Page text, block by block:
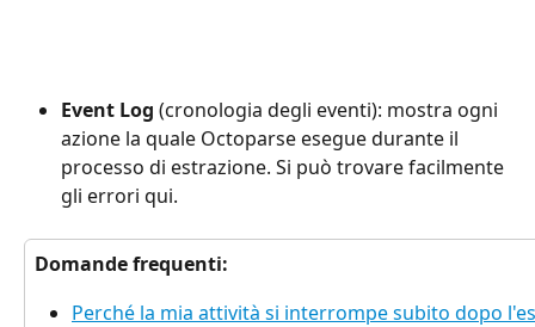
Event Log (cronologia degli eventi): mostra ogni
azione la quale Octoparse esegue durante il
processo di estrazione. Si può trovare facilmente
gli errori qui.
Domande frequenti:
Perché la mia attività si interrompe subito dopo